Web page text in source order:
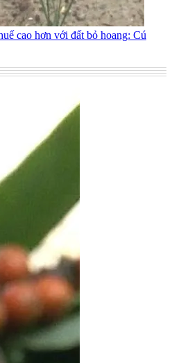
cao hơn với đất bỏ hoang: Cú